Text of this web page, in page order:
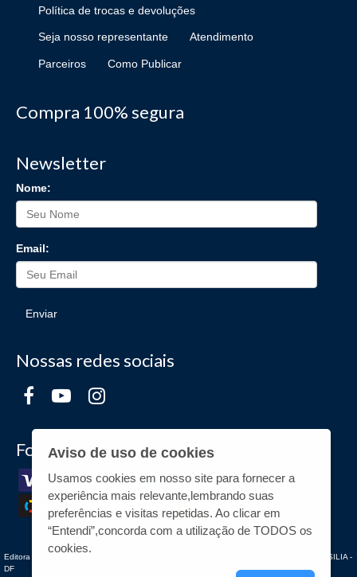
Política de trocas e devoluções
Seja nosso representante Atendimento
Parceiros Como Publicar
Compra 100% segura
Newsletter
Nome:
Email:
Enviar
Nossas redes sociais
Formas de Pagamento
Editora UnB - CNPJ n° 00.038.174/0019-72 - UnB, Centro de Vivência - Asa Sul - - BRASILIA -
DF
Aviso de uso de cookies
Usamos cookies em nosso site para fornecer a
experiência mais relevante,lembrando suas
preferências e visitas repetidas. Ao clicar em
“Entendi”,concorda com a utilização de TODOS os
cookies.